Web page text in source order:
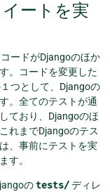
ートを実
ードがDjangoのほか
。コードを変更した
つとして、Djangoの
。全てのテストが通
ており、Djangoのほ
れまでDjangoのテス
、事前にテストを実
す。
のtests/ディレ